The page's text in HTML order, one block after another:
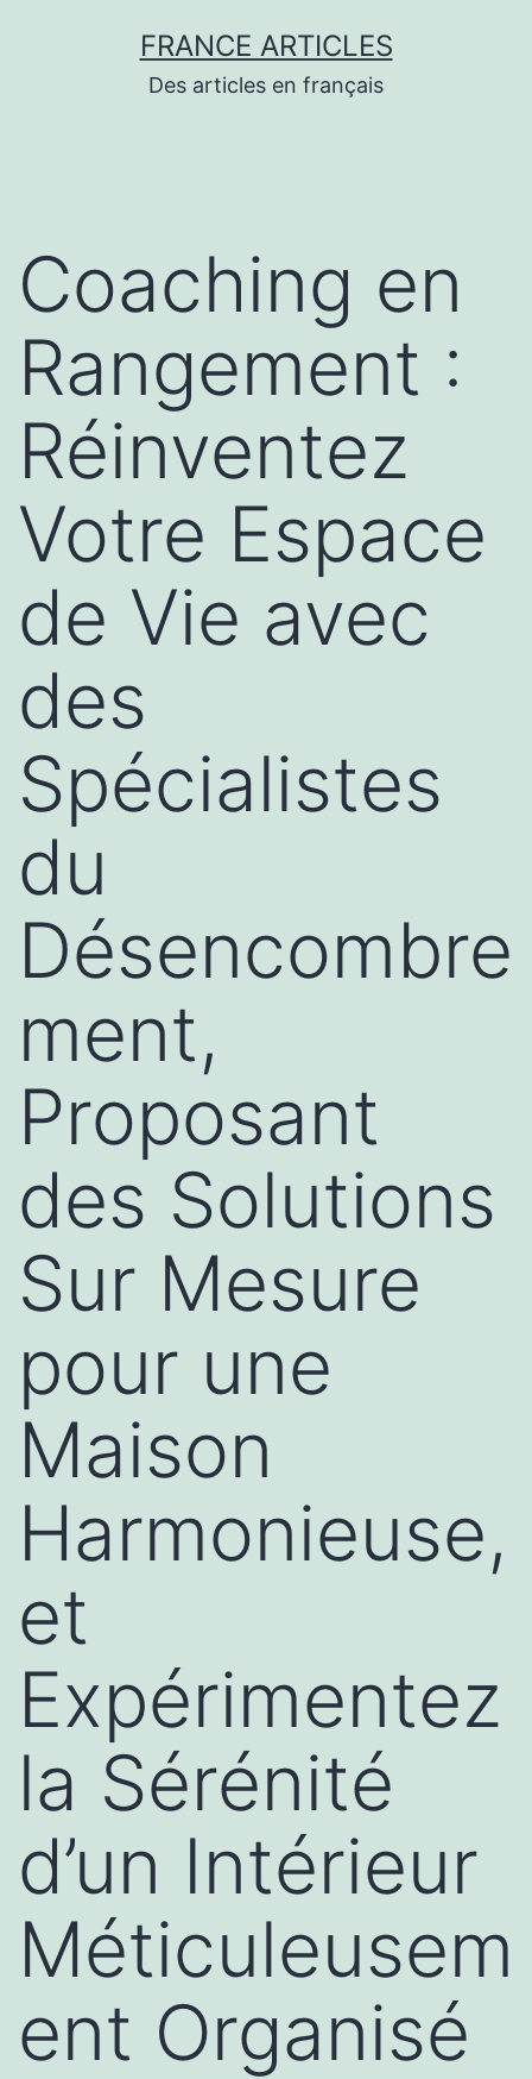
FRANCE ARTICLES
Des articles en français
Coaching en
Rangement :
Réinventez
Votre Espace
de Vie avec
des
Spécialistes
du
Désencombre
ment,
Proposant
des Solutions
Sur Mesure
pour une
Maison
Harmonieuse,
et
Expérimentez
la Sérénité
d’un Intérieur
Méticuleusem
ent Organisé